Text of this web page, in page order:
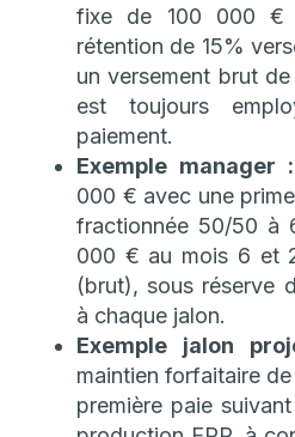
fixe de 100 000 €
rétention de 15%
un versement brut
est toujours
paiement.
Exemple manager :
000 € avec une
fractionnée 50/50 à
000 € au mois 6 et
(brut), sous réserve
à chaque jalon.
Exemple jalon
maintien forfaitaire
première paie